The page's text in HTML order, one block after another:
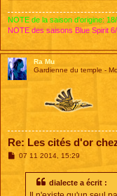
NOTE de la saison d'origine:
NOTE des saisons Blue Spirit
Ra Mu
Gardienne du temple -
Re: Les cités d'or
M07 11 2014, 15:29
dialecte a écrit :